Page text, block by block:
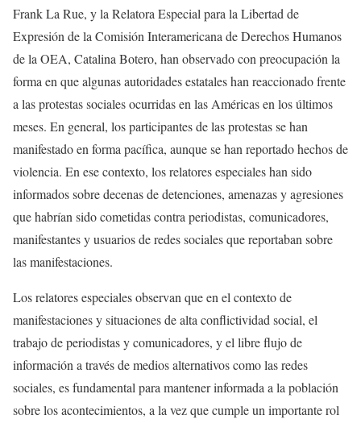
Frank La Rue, y la Relatora Especial para la Libertad de
Expresión de la Comisión Interamericana de Derechos Humanos
de la OEA, Catalina Botero, han observado con preocupación la
forma en que algunas autoridades estatales han reaccionado frente
a las protestas sociales ocurridas en las Américas en los últimos
meses. En general, los participantes de las protestas se han
manifestado en forma pacífica, aunque se han reportado hechos de
violencia. En ese contexto, los relatores especiales han sido
informados sobre decenas de detenciones, amenazas y agresiones
que habrían sido cometidas contra periodistas, comunicadores,
manifestantes y usuarios de redes sociales que reportaban sobre
las manifestaciones.
Los relatores especiales observan que en el contexto de
manifestaciones y situaciones de alta conflictividad social, el
trabajo de periodistas y comunicadores, y el libre flujo de
información a través de medios alternativos como las redes
sociales, es fundamental para mantener informada a la población
sobre los acontecimientos, a la vez que cumple un importante rol